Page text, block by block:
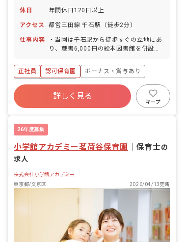
休日 年間休日120日以上
アクセス 都営三田線 千石駅（徒歩2分）
仕事内容
・当園は千石駅から徒歩すぐの立地にあ
り、蔵書6,000冊の絵本図書館を併設し
入れ、子どもたちが自らやりたいことを
見つけ、とことん遊びこめる保育を実践
しています。 ・保育士として、子ども一
人ひとりに丁寧に向き合い、日々の保育
業務を行います。 ・先生同士の連携とチ
正社員 認可保育園
ボーナス・賞与あり
年間休日120日以上
寮・住宅・家賃補助あり
社会保険完備
残業少なめ
詳しく見る
キープ
26年度募集
小学館アカデミー茗荷谷保育園 保育士の
求人
株式会社小学館アカデミー
東京都/文京区
2026/04/13更新